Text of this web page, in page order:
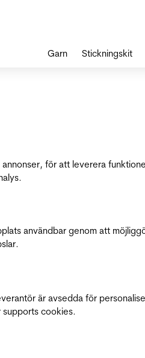
för att leverera
användbar genom att
är avsedda för
cookies.
Garn Stickningskit